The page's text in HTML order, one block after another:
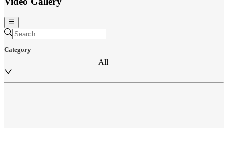
Category
All